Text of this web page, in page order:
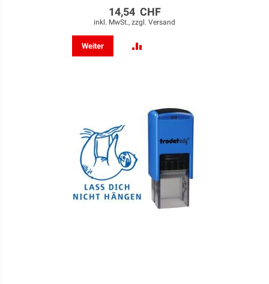
14,54 CHF
inkl. MwSt., zzgl. Versand
Weiter